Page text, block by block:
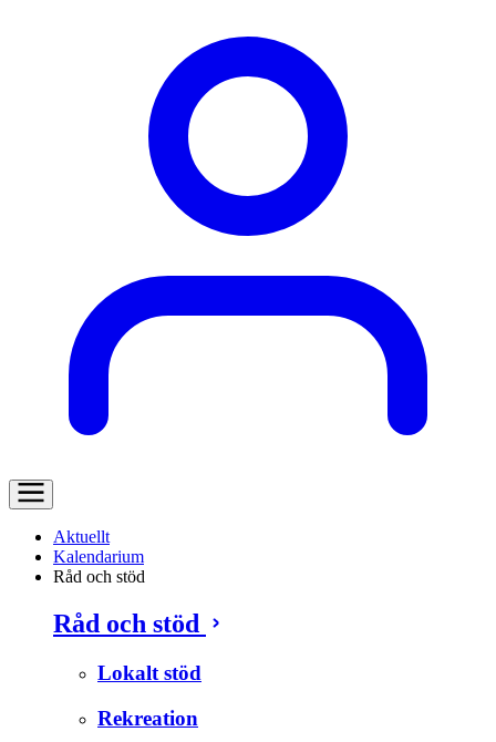
Aktuellt
Kalendarium
Råd och stöd
Råd och stöd
Lokalt stöd
Rekreation